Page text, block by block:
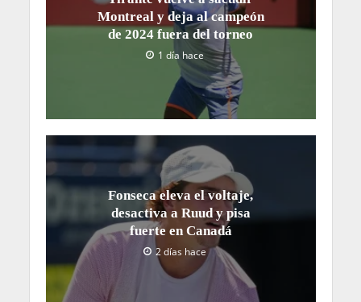
Montreal y deja al campeón
de 2024 fuera del torneo
1 día hace
Fonseca eleva el voltaje,
desactiva a Ruud y pisa
fuerte en Canadá
2 días hace